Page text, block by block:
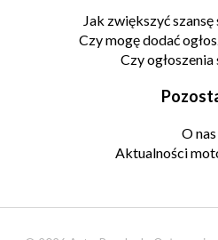
Jak zwiększyć
Czy mogę dodać
Czy ogłoszenia
O nas
Aktualności